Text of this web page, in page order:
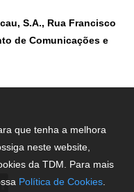
S.A., Rua Francisco
de Comunicações e
que tenha a melhora
neste website,
da TDM. Para mais
Política de Cookies